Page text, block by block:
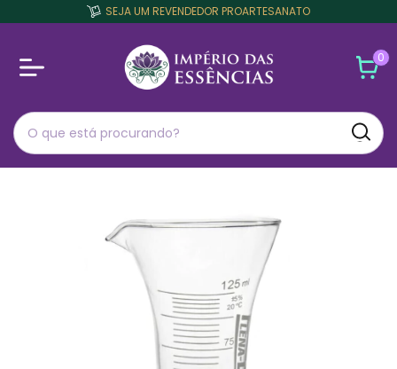
SEJA UM REVENDEDOR PROARTESANATO
0